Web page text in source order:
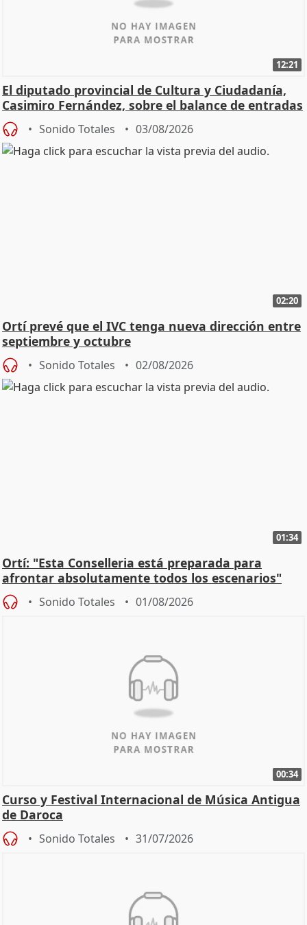
12:21
El diputado provincial de Cultura y Ciudadanía,
Casimiro Fernández, sobre el balance de entradas
Sonido Totales 03/08/2026
02:20
Ortí prevé que el IVC tenga nueva dirección entre
septiembre y octubre
Sonido Totales 02/08/2026
01:34
Ortí: "Esta Conselleria está preparada para
afrontar absolutamente todos los escenarios"
Sonido Totales 01/08/2026
00:34
Curso y Festival Internacional de Música Antigua
de Daroca
Sonido Totales 31/07/2026